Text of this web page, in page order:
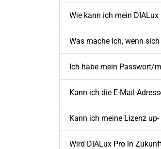
Wie kann ich mein
Was mache ich, wenn
Ich habe mein Passwort/
Kann ich die E-Mail-
Kann ich meine Lizenz
Wird DIALux Pro in